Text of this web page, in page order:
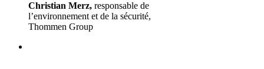
Christian Merz, responsable de
l’environnement et de la sécurité,
Thommen Group